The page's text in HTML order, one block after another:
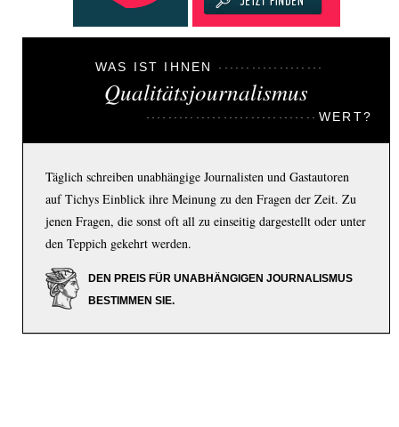
WAS IST IHNEN
Qualitätsjournalismus
WERT?
Täglich schreiben unabhängige Journalisten und Gastautoren
auf Tichys Einblick ihre Meinung zu den Fragen der Zeit. Zu
jenen Fragen, die sonst oft all zu einseitig dargestellt oder unter
den Teppich gekehrt werden.
DEN PREIS FÜR UNABHÄNGIGEN JOURNALISMUS
BESTIMMEN SIE.